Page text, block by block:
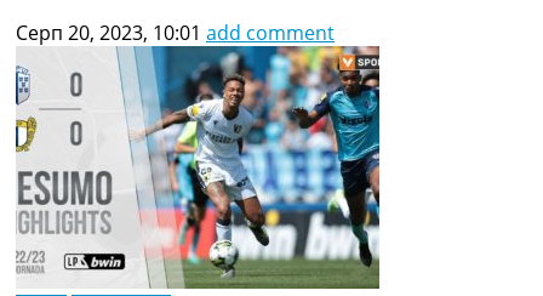
Серп 20, 2023, 10:01 add comment